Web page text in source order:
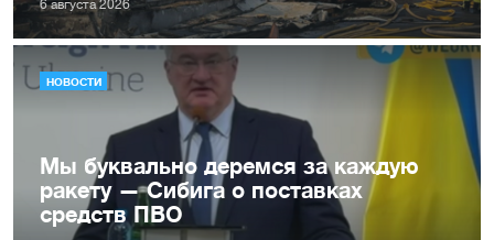
6 августа 2026
НОВОСТИ
Мы буквально деремся за каждую
ракету — Сибига о поставках
средств ПВО